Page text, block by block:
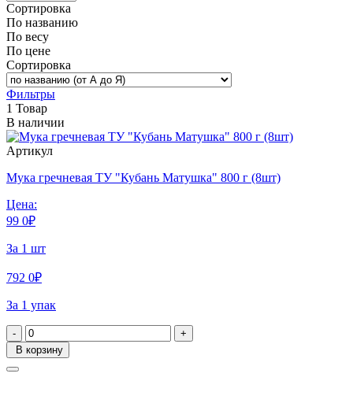
Сортировка
По названию
По весу
По цене
Сортировка
Фильтры
1 Товар
В наличии
Артикул
Мука гречневая ТУ "Кубань Матушка" 800 г (8шт)
Цена:
99 0₽
За 1 шт
792 0₽
За 1 упак
-
+
В корзину